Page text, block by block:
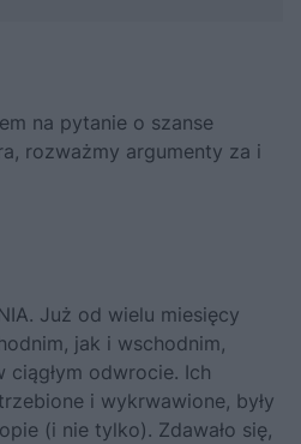
na pytanie o szanse
rozważmy argumenty za i
Już od wielu miesięcy
jak i wschodnim,
ciągłym odwrocie. Ich
i wykrwawione, były
(i nie tylko). Zdawało się,